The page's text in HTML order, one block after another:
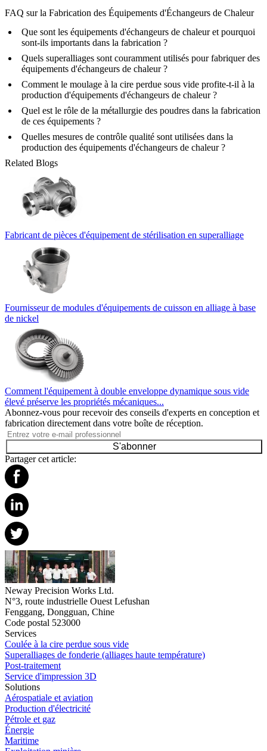
FAQ sur la Fabrication des Équipements d'Échangeurs de Chaleur
Que sont les équipements d'échangeurs de chaleur et pourquoi
sont-ils importants dans la fabrication ?
Quels superalliages sont couramment utilisés pour fabriquer des
équipements d'échangeurs de chaleur ?
Comment le moulage à la cire perdue sous vide profite-t-il à la
production d'équipements d'échangeurs de chaleur ?
Quel est le rôle de la métallurgie des poudres dans la fabrication
de ces équipements ?
Quelles mesures de contrôle qualité sont utilisées dans la
production des équipements d'échangeurs de chaleur ?
Related Blogs
Fabricant de pièces d'équipement de stérilisation en superalliage
Fournisseur de modules d'équipements de cuisson en alliage à base
de nickel
Comment l'équipement à double enveloppe dynamique sous vide
élevé préserve les propriétés mécaniques...
Abonnez-vous pour recevoir des conseils d'experts en conception et
fabrication directement dans votre boîte de réception.
S'abonner
Partager cet article:
Neway Precision Works Ltd.
N°3, route industrielle Ouest Lefushan
Fenggang, Dongguan, Chine
Code postal 523000
Services
Coulée à la cire perdue sous vide
Superalliages de fonderie (alliages haute température)
Post-traitement
Service d'impression 3D
Solutions
Aérospatiale et aviation
Production d'électricité
Pétrole et gaz
Énergie
Maritime